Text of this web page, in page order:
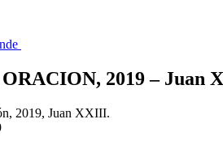
2019 – Juan
2019, Juan XXIII.